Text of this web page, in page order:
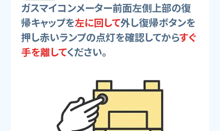
ガスマイコンメーター前面左側上部の復
帰キャップを左に回して外し復帰ボタンを
押し赤いランプの点灯を確認してからすぐ
手を離してください。